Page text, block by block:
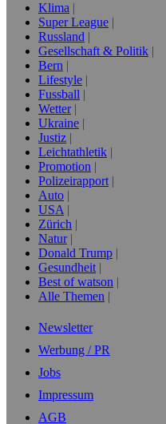
Klima
Super League
Russland
Gesellschaft & Politik
Bern
Lifestyle
Fussball
Wetter
Ukraine
Justiz
Leichtathletik
Promotion
Polizeirapport
Auto
USA
Zürich
Natur
Donald Trump
Gesundheit
Best of watson
Alle Themen
Newsletter
Werbung / PR
Jobs
Impressum
AGB